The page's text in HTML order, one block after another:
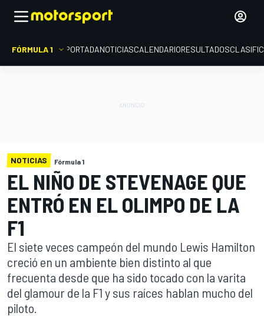
FÓRMULA 1 PORTADANOTICIASCALENDARIORESULTADOS
NOTICIAS Fórmula 1
EL NIÑO DE STEVENAGE QUE
ENTRÓ EN EL OLIMPO DE LA
F1
El siete veces campeón del mundo Lewis Hamilton
creció en un ambiente bien distinto al que
frecuenta desde que ha sido tocado con la varita
del glamour de la F1 y sus raíces hablan mucho del
piloto.